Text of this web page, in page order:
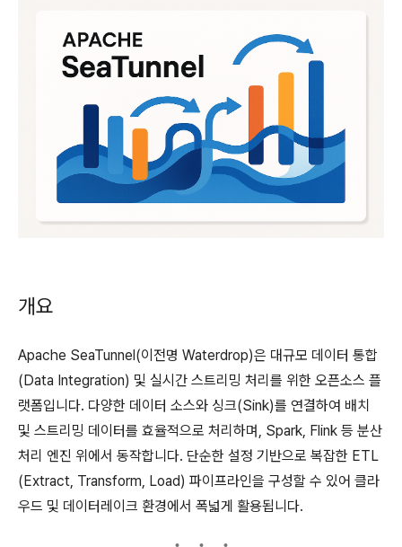
개요
Apache SeaTunnel(이전명 Waterdrop)은 대규모 데이터 통합
(Data Integration) 및 실시간 스트리밍 처리를 위한 오픈소스 플
랫폼입니다. 다양한 데이터 소스와 싱크(Sink)를 연결하여 배치
및 스트리밍 데이터를 효율적으로 처리하며, Spark, Flink 등 분산
처리 엔진 위에서 동작합니다. 단순한 설정 기반으로 복잡한 ETL
(Extract, Transform, Load) 파이프라인을 구성할 수 있어 클라
우드 및 데이터레이크 환경에서 폭넓게 활용됩니다.